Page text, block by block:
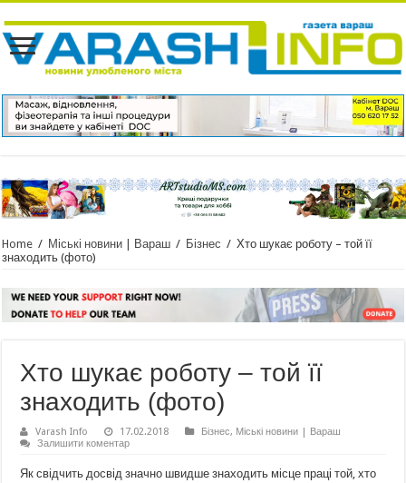
Home / Міські новини | Вараш / Бізнес / Хто шукає роботу – той її
знаходить (фото)
Хто шукає роботу – той її
знаходить (фото)
Varash Info 17.02.2018 Бізнес, Міські новини | Вараш
Залишити коментар
Як свідчить досвід значно швидше знаходить місце праці той, хто